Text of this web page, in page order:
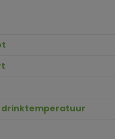
drinktemperatuur